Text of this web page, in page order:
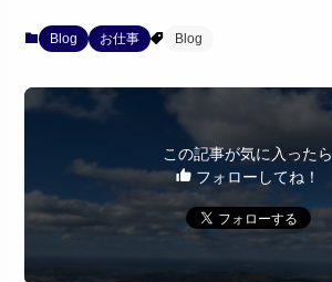
Blog お仕事 Blog
この記事が気に入ったら
フォローしてね！